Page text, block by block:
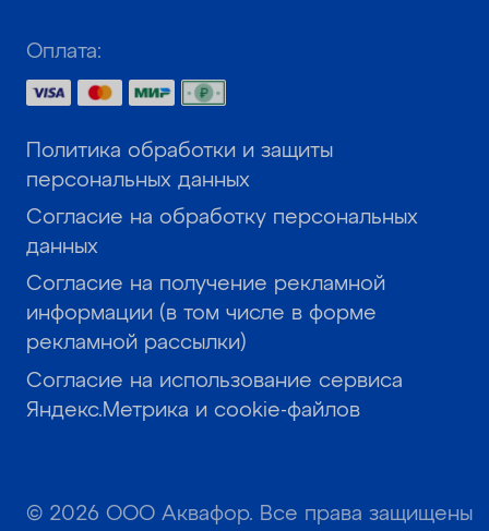
© 2026 ООО Аквафор. Все права защищены
Оплата:
Политика обработки и защиты
персональных данных
Согласие на обработку персональных
данных
Согласие на получение рекламной
информации (в том числе в форме
рекламной рассылки)
Согласие на использование сервиса
Яндекс.Метрика и cookie-файлов